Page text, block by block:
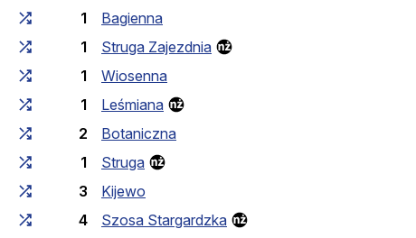
1
Bagienna
1
Struga Zajezdnia
1
Wiosenna
1
Leśmiana
2
Botaniczna
1
Struga
3
Kijewo
4
Szosa Stargardzka